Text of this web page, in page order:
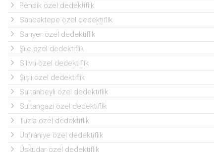
Pendik özel dedektiflik
Sancaktepe özel dedektiflik
Sarıyer özel dedektiflik
Şile özel dedektiflik
Silivri özel dedektiflik
Şişli özel dedektiflik
Sultanbeyli özel dedektiflik
Sultangazi özel dedektiflik
Tuzla özel dedektiflik
Ümraniye özel dedektiflik
Üsküdar özel dedektiflik